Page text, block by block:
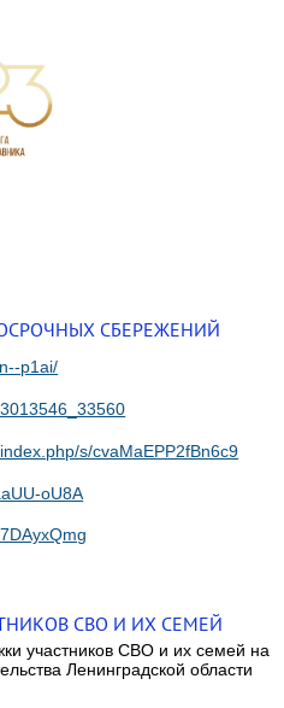
СБЕРЕЖЕНИЙ
p1ai/
s/cvaMaEPP2fBn6c9
oU8A
СВО И ИХ СЕМЕЙ
участников СВО и их семей на
Ленинградской области